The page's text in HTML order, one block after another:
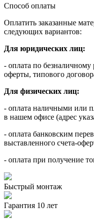
Способ оплаты
Оплатить заказанные
следующих вариантов:
Для юридических лиц:
- оплата по безналичному
оферты, типового
Для физических лиц:
- оплата наличными или
в нашем офисе (адрес
- оплата банковским
выставленного счета-
- оплата при получение
Быстрый монтаж
Гарантия 10 лет